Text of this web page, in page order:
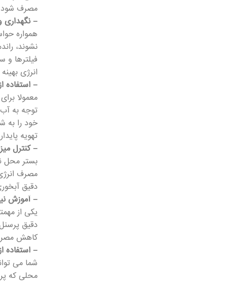
مصرف شود
–
همواره
نشوند،
فیلترها و
انرژی
– استفاده
معمولا
توجه به
خود را به
تهویه
– کنترل
بستر محل
مصرف
دقیق
– آموزش
یکی از
دقیق
کاهش
– استفاده
شما می
محلی که